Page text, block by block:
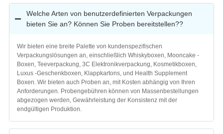
Welche Arten von benutzerdefinierten Verpackungen
bieten Sie an? Können Sie Proben bereitstellen??
Wir bieten eine breite Palette von kundenspezifischen
Verpackungslösungen an, einschließlich Whiskyboxen, Mooncake -
Boxen, Teeverpackung, 3C Elektronikverpackung, Kosmetikboxen,
Luxus -Geschenkboxen, Klappkartons, und Health Supplement
Boxen. Wir bieten auch Proben an, mit Kosten abhängig von Ihren
Anforderungen. Probengebühren können von Massenbestellungen
abgezogen werden, Gewährleistung der Konsistenz mit der
endgültigen Produktion.